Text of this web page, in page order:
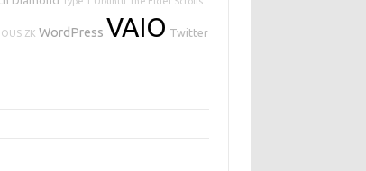
ZK WordPress VAIO Twitter